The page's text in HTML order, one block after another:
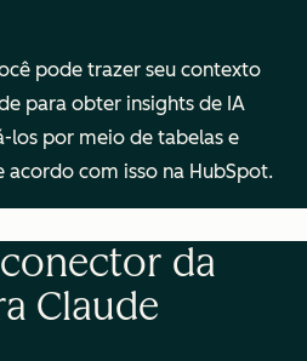
pode trazer seu contexto
para obter insights de IA
los por meio de tabelas e
acordo com isso na HubSpot.
da
Claude